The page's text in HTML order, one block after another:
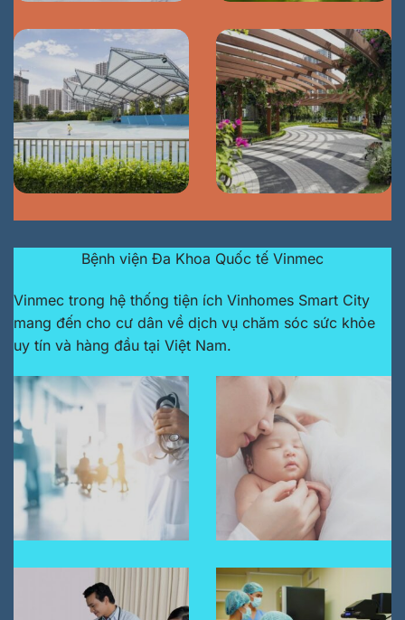
Bệnh viện Đa Khoa Quốc tế Vinmec
Vinmec trong hệ thống tiện ích Vinhomes Smart City
mang đến cho cư dân về dịch vụ chăm sóc sức khỏe
uy tín và hàng đầu tại Việt Nam.